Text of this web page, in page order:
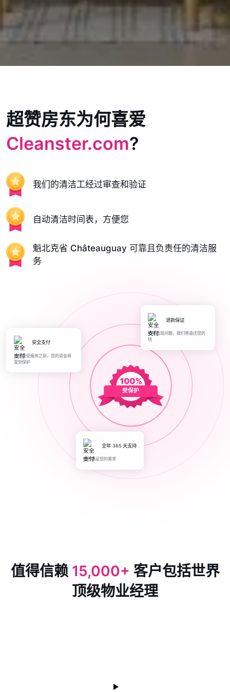
超赞房东为何喜爱
Cleanster.com?
我们的清洁工经过审查和验证
自动清洁时间表，方便您
魁北克省 Châteauguay 可靠且负责任的清洁服
务
受保护
安全支付
在您接受服务之前，您的资金将
受到保护
退款保证
如果出现问题，我们将退还您的
钱
全年 365 天支持
随时满足您的需求
值得信赖 15,000+ 客户包括世界
顶级物业经理